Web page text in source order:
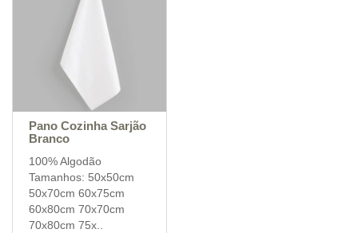
Pano Cozinha Sarjão
Branco
100% Algodão
Tamanhos: 50x50cm
50x70cm 60x75cm
60x80cm 70x70cm
70x80cm 75x..